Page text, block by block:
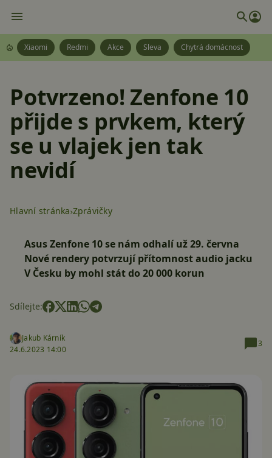
Xiaomi Redmi Akce Sleva Chytrá domácnost
Potvrzeno! Zenfone 10
přijde s prvkem, který
se u vlajek jen tak
nevidí
Hlavní stránka Zprávičky
Asus Zenfone 10 se nám odhalí už 29. června
Nové rendery potvrzují přítomnost audio jacku
V Česku by mohl stát do 20 000 korun
Sdílejte:
Jakub Kárník
24.6.2023 14:00
3